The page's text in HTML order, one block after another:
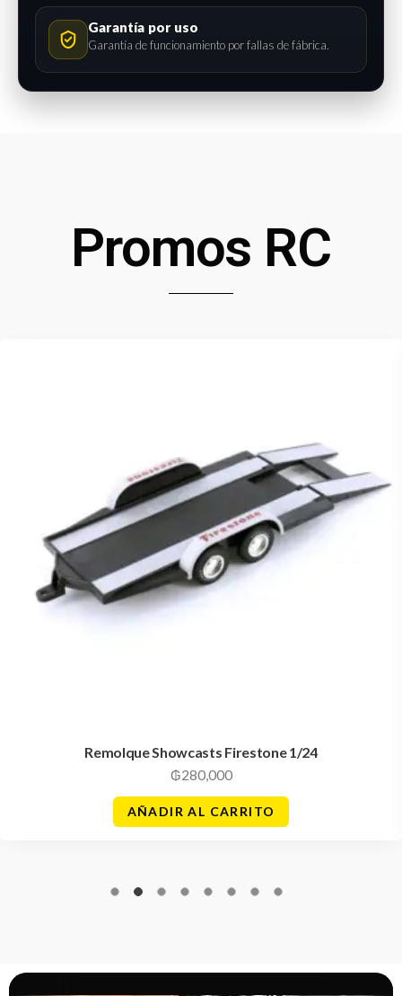
Garantía por uso
Garantía de funcionamiento por fallas de fábrica.
Promos RC
Remolque Showcasts Firestone 1/24
₲280,000
AÑADIR AL CARRITO